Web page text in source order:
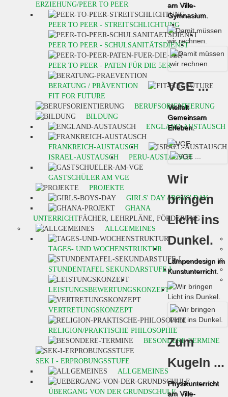
am Ville-
Gymnasium.
VGE ...
Vielfalt
Gemeinsam
Erleben.
Wir
bringen
Licht ins
Dunkel.
Lampendesign im
Kunstunterricht.
Zum
Kugeln ...
Physikunterricht
am Ville-
ERZIEHUNG/PEER TO PEER
PEER TO PEER - STREITSCHLICHTUNG
PEER TO PEER - SCHULSANITÄTSDIENST
PEER TO PEER - PATEN FÜR DIE 5ER
BERATUNG / PRÄVENTION
FIT FOR FUTURE
BERUFSORIENTIERUNG
BILDUNG
ENGLAND-AUSTAUSCH
FRANKREICH-AUSTAUSCH
ISRAEL-AUSTAUSCH
PERU-AUSTAUSCH
GASTSCHÜLER AM VGE
PROJEKTE
GIRLS' DAY / BOYS' DAY
GHANA
UNTERRICHTFÄCHER, LEHRPLÄNE, FÖRDERUNG
ALLGEMEINES
TAGES- UND WOCHENSTRUKTUR
STUNDENTAFEL SEKUNDARSTUFE I
LEISTUNGSBEWERTUNGSKONZEPT
VERTRETUNGSKONZEPT
RELIGION/PRAKTISCHE PHILOSOPHIE
BESONDERE TERMINE
SEK I - ERPROBUNGSSTUFE
ALLGEMEINES
ÜBERGANG VON DER GRUNDSCHULE